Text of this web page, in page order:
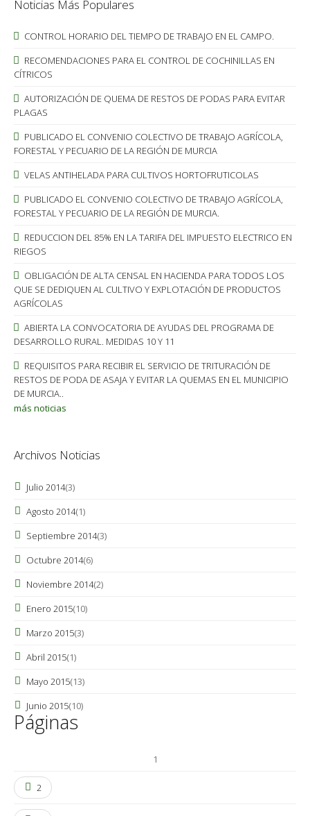
Noticias Más Populares
CONTROL HORARIO DEL TIEMPO DE TRABAJO EN EL CAMPO.
RECOMENDACIONES PARA EL CONTROL DE COCHINILLAS EN
CÍTRICOS
AUTORIZACIÓN DE QUEMA DE RESTOS DE PODAS PARA EVITAR
PLAGAS
PUBLICADO EL CONVENIO COLECTIVO DE TRABAJO AGRÍCOLA,
FORESTAL Y PECUARIO DE LA REGIÓN DE MURCIA
VELAS ANTIHELADA PARA CULTIVOS HORTOFRUTICOLAS
PUBLICADO EL CONVENIO COLECTIVO DE TRABAJO AGRÍCOLA,
FORESTAL Y PECUARIO DE LA REGIÓN DE MURCIA.
REDUCCION DEL 85% EN LA TARIFA DEL IMPUESTO ELECTRICO EN
RIEGOS
OBLIGACIÓN DE ALTA CENSAL EN HACIENDA PARA TODOS LOS
QUE SE DEDIQUEN AL CULTIVO Y EXPLOTACIÓN DE PRODUCTOS
AGRÍCOLAS
ABIERTA LA CONVOCATORIA DE AYUDAS DEL PROGRAMA DE
DESARROLLO RURAL. MEDIDAS 10 Y 11
REQUISITOS PARA RECIBIR EL SERVICIO DE TRITURACIÓN DE
RESTOS DE PODA DE ASAJA Y EVITAR LA QUEMAS EN EL MUNICIPIO
DE MURCIA..
más noticias
Archivos Noticias
Julio 2014(3)
Agosto 2014(1)
Septiembre 2014(3)
Octubre 2014(6)
Noviembre 2014(2)
Enero 2015(10)
Marzo 2015(3)
Abril 2015(1)
Mayo 2015(13)
Junio 2015(10)
Páginas
1
2